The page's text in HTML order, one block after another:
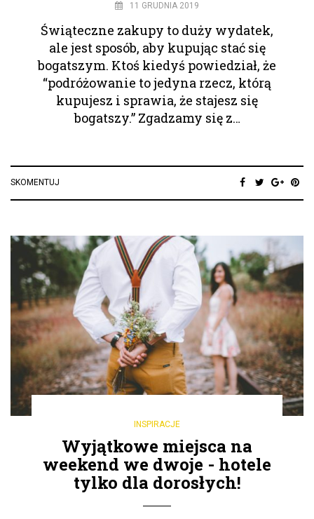
11 GRUDNIA 2019
Świąteczne zakupy to duży wydatek,
ale jest sposób, aby kupując stać się
bogatszym. Ktoś kiedyś powiedział, że
“podróżowanie to jedyna rzecz, którą
kupujesz i sprawia, że stajesz się
bogatszy.” Zgadzamy się z…
SKOMENTUJ
INSPIRACJE
Wyjątkowe miejsca na
weekend we dwoje - hotele
tylko dla dorosłych!